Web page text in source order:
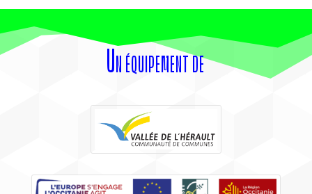
Un équipement de